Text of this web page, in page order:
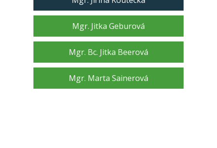
Mgr. Jitka Geburová
Mgr. Bc. Jitka Beerová
Mgr. Marta Sainerová